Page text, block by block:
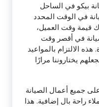
بيكو في الساحل
في الوقت المحدد
قيمة وقت العميل،
في أقصر وقت
الالتزام بالمواعيد
يختاروننا مرارًا
جميع أعمال الصيانة
راحة بال إضافية. هذا